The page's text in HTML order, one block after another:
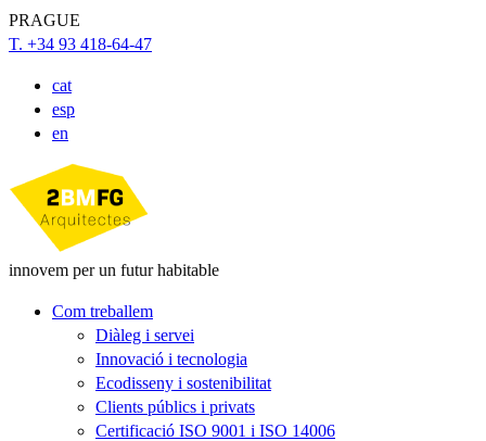
PRAGUE
T. +34 93 418-64-47
cat
esp
en
innovem per un futur habitable
Com treballem
Diàleg i servei
Innovació i tecnologia
Ecodisseny i sostenibilitat
Clients públics i privats
Certificació ISO 9001 i ISO 14006